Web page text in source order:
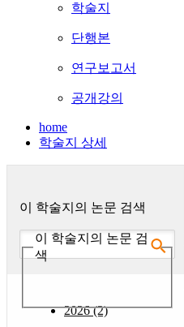
학술지
단행본
연구보고서
공개강의
home
학술지 상세
이 학술지의 논문 검색
이 학술지의 논문 검
색
2026 (2)